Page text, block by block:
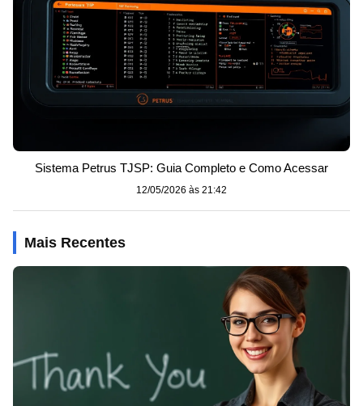
Sistema Petrus TJSP: Guia Completo e Como Acessar
12/05/2026 às 21:42
Mais Recentes